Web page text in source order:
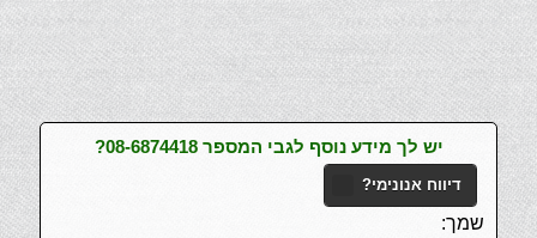
יש לך מידע נוסף לגבי המספר 08-6874418?
דיווח אנונימי?
שמך: